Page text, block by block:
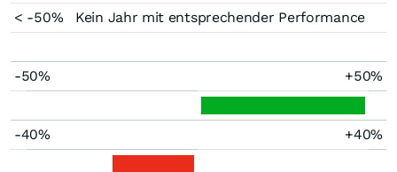
< -50%
Kein Jahr mit entsprechender Performance
-50% +50%
-40% +40%